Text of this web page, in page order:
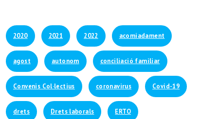
2020 2021 2022 acomiadament
agost autonom conciliació familiar
Convenis Col·lectius coronavirus Covid-19
drets Drets laborals ERTO